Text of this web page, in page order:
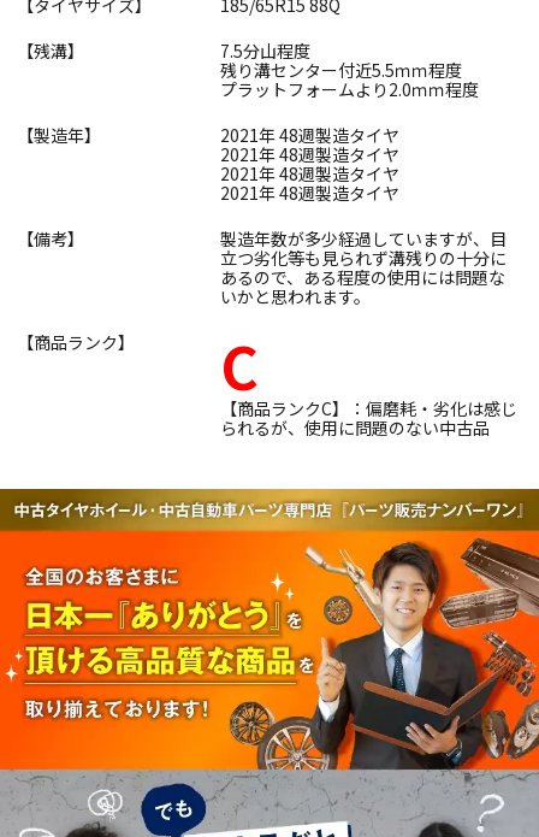
【残溝】
7.5分山程度
残り溝センター付近5.5ｍｍ程度
プラットフォームより2.0ｍｍ程度
【製造年】
2021年 48週製造タイヤ
2021年 48週製造タイヤ
2021年 48週製造タイヤ
2021年 48週製造タイヤ
【備考】
製造年数が多少経過していますが、目
立つ劣化等も見られず溝残りの十分に
あるので、ある程度の使用には問題な
いかと思われます。
【商品ランク】
C
【商品ランクC】：偏磨耗・劣化は感じ
られるが、使用に問題のない中古品